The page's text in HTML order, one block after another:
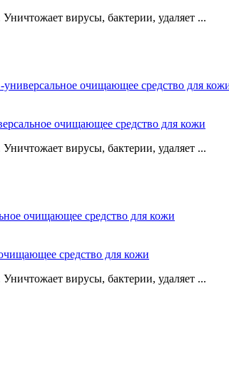
вирусы, бактерии, удаляет ...
очищающее средство для кожи
вирусы, бактерии, удаляет ...
средство для кожи
вирусы, бактерии, удаляет ...